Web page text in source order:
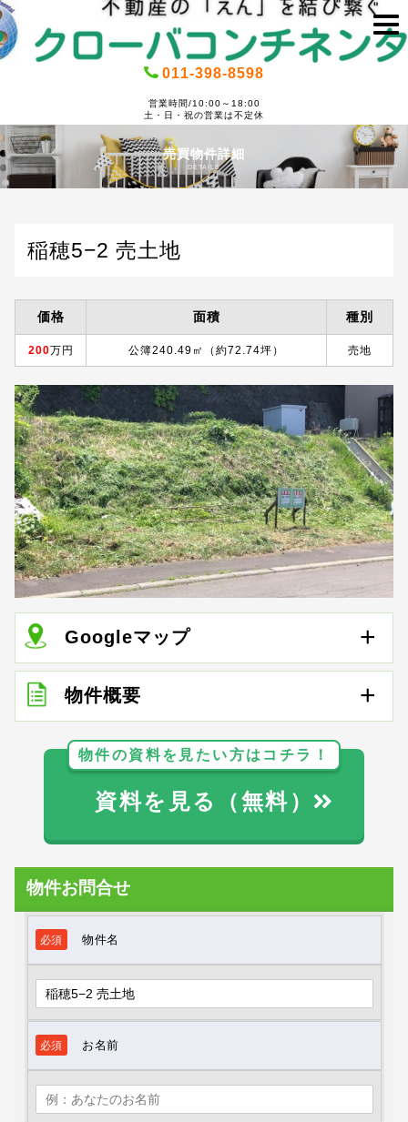
011-398-8598
営業時間/10:00～18:00
土・日・祝の営業は不定休
売買物件詳細
DETAILS
稲穂5−2 売土地
価格 面積 種別
200万円 公簿240.49㎡（約72.74坪） 売地
Googleマップ
物件概要
物件の資料を見たい方はコチラ！
資料を見る（無料）
物件お問合せ
必須 物件名
必須 お名前